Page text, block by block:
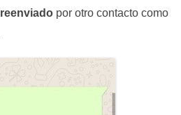
reenviado por otro contacto como